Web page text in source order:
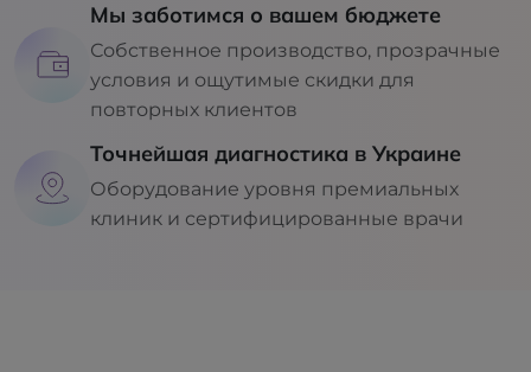
Мы заботимся о вашем бюджете
Собственное производство, прозрачные
условия и ощутимые скидки для
повторных клиентов
Точнейшая диагностика в Украине
Оборудование уровня премиальных
клиник и сертифицированные врачи